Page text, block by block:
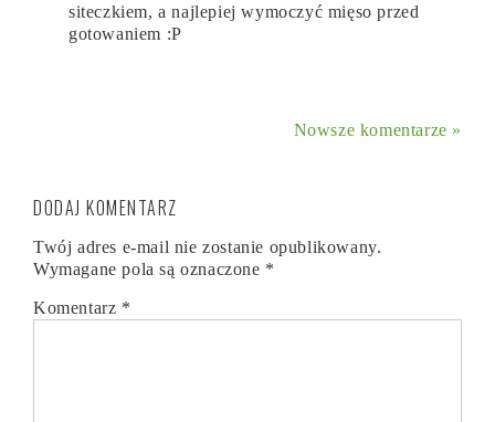
siteczkiem, a najlepiej wymoczyć mięso przed
gotowaniem :P
Nowsze komentarze »
DODAJ KOMENTARZ
Twój adres e-mail nie zostanie opublikowany.
Wymagane pola są oznaczone *
Komentarz *